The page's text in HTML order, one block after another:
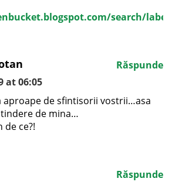
search/label/
at 06:05
aproape de sfintisorii vostrii…asa
de mina…
de ce?!
Răspunde
Răspunde